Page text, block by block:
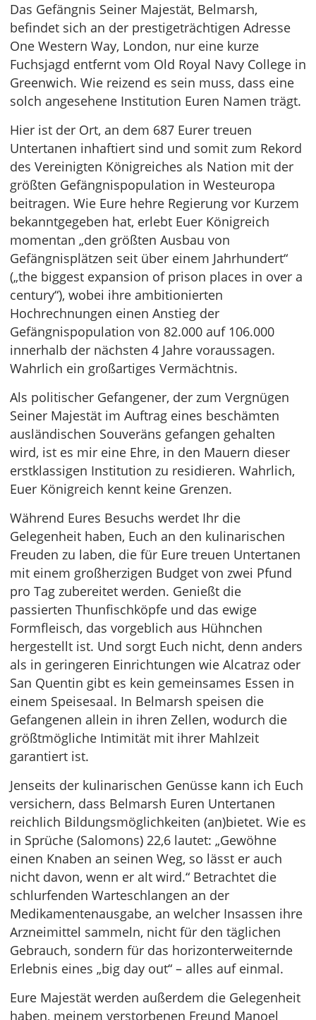
Das Gefängnis Seiner Majestät, Belmarsh,
befindet sich an der prestigeträchtigen Adresse
One Western Way, London, nur eine kurze
Fuchsjagd entfernt vom Old Royal Navy College in
Greenwich. Wie reizend es sein muss, dass eine
solch angesehene Institution Euren Namen trägt.
Hier ist der Ort, an dem 687 Eurer treuen
Untertanen inhaftiert sind und somit zum Rekord
des Vereinigten Königreiches als Nation mit der
größten Gefängnispopulation in Westeuropa
beitragen. Wie Eure hehre Regierung vor Kurzem
bekanntgegeben hat, erlebt Euer Königreich
momentan „den größten Ausbau von
Gefängnisplätzen seit über einem Jahrhundert“
(„the biggest expansion of prison places in over a
century“), wobei ihre ambitionierten
Hochrechnungen einen Anstieg der
Gefängnispopulation von 82.000 auf 106.000
innerhalb der nächsten 4 Jahre voraussagen.
Wahrlich ein großartiges Vermächtnis.
Als politischer Gefangener, der zum Vergnügen
Seiner Majestät im Auftrag eines beschämten
ausländischen Souveräns gefangen gehalten
wird, ist es mir eine Ehre, in den Mauern dieser
erstklassigen Institution zu residieren. Wahrlich,
Euer Königreich kennt keine Grenzen.
Während Eures Besuchs werdet Ihr die
Gelegenheit haben, Euch an den kulinarischen
Freuden zu laben, die für Eure treuen Untertanen
mit einem großherzigen Budget von zwei Pfund
pro Tag zubereitet werden. Genießt die
passierten Thunfischköpfe und das ewige
Formfleisch, das vorgeblich aus Hühnchen
hergestellt ist. Und sorgt Euch nicht, denn anders
als in geringeren Einrichtungen wie Alcatraz oder
San Quentin gibt es kein gemeinsames Essen in
einem Speisesaal. In Belmarsh speisen die
Gefangenen allein in ihren Zellen, wodurch die
größtmögliche Intimität mit ihrer Mahlzeit
garantiert ist.
Jenseits der kulinarischen Genüsse kann ich Euch
versichern, dass Belmarsh Euren Untertanen
reichlich Bildungsmöglichkeiten (an)bietet. Wie es
in Sprüche (Salomons) 22,6 lautet: „Gewöhne
einen Knaben an seinen Weg, so lässt er auch
nicht davon, wenn er alt wird.“ Betrachtet die
schlurfenden Warteschlangen an der
Medikamentenausgabe, an welcher Insassen ihre
Arzneimittel sammeln, nicht für den täglichen
Gebrauch, sondern für das horizonterweiternde
Erlebnis eines „big day out“ – alles auf einmal.
Eure Majestät werden außerdem die Gelegenheit
haben, meinem verstorbenen Freund Manoel